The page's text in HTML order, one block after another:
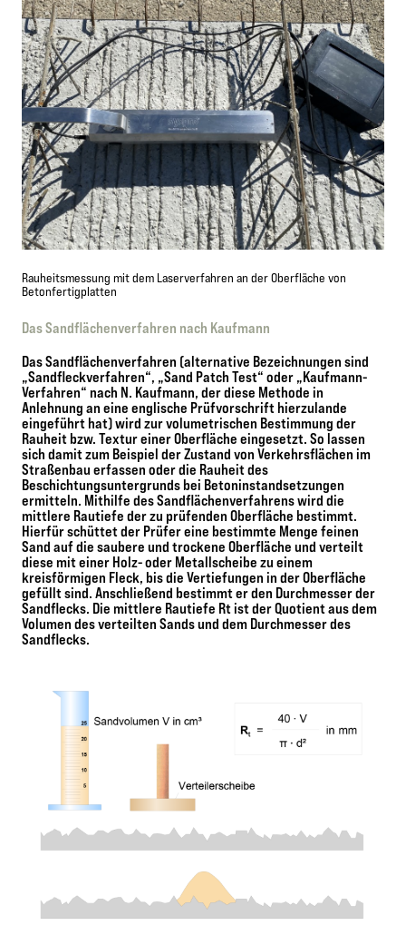
Rauheitsmessung mit dem Laserverfahren an der Oberfläche von
Betonfertigplatten
Das Sandflächenverfahren nach Kaufmann
Das Sandflächenverfahren (alternative Bezeichnungen sind
„Sandfleckverfahren“, „Sand Patch Test“ oder „Kaufmann-
Verfahren“ nach N. Kaufmann, der diese Methode in
Anlehnung an eine englische Prüfvorschrift hierzulande
eingeführt hat) wird zur volumetrischen Bestimmung der
Rauheit bzw. Textur einer Oberfläche eingesetzt. So lassen
sich damit zum Beispiel der Zustand von Verkehrsflächen im
Straßenbau erfassen oder die Rauheit des
Beschichtungsuntergrunds bei Betoninstandsetzungen
ermitteln. Mithilfe des Sandflächenverfahrens wird die
mittlere Rautiefe der zu prüfenden Oberfläche bestimmt.
Hierfür schüttet der Prüfer eine bestimmte Menge feinen
Sand auf die saubere und trockene Oberfläche und verteilt
diese mit einer Holz- oder Metallscheibe zu einem
kreisförmigen Fleck, bis die Vertiefungen in der Oberfläche
gefüllt sind. Anschließend bestimmt er den Durchmesser der
Sandflecks. Die mittlere Rautiefe Rt ist der Quotient aus dem
Volumen des verteilten Sands und dem Durchmesser des
Sandflecks.